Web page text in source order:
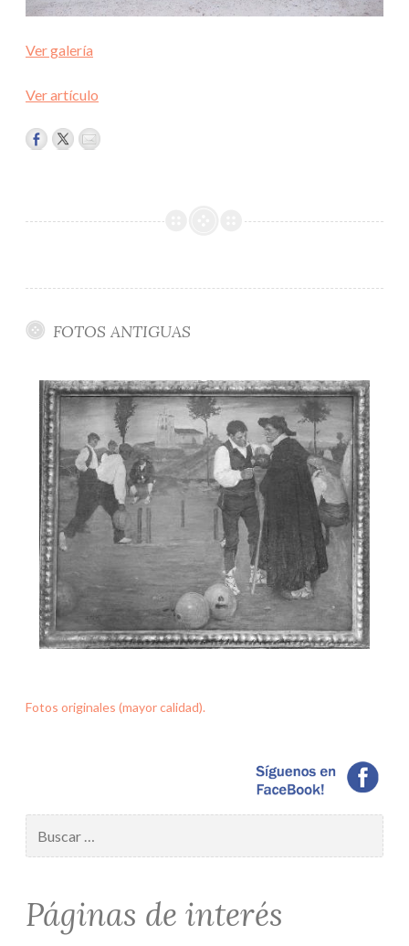
Ver galería
Ver artículo
FOTOS ANTIGUAS
Fotos originales (mayor calidad).
Páginas de interés